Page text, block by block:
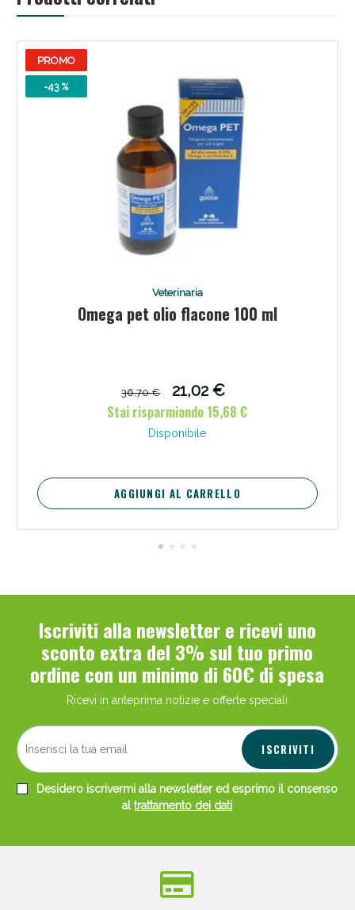
PROMO
-43 %
Veterinaria
Omega pet olio flacone 100 ml
36,70 €
21,02 €
Stai risparmiando 15,68 €
Disponibile
AGGIUNGI AL CARRELLO
Iscriviti alla newsletter e ricevi uno
sconto extra del 3% sul tuo primo
ordine con un minimo di 60€ di spesa
Ricevi in anteprima notizie e offerte speciali
ISCRIVITI
Desidero iscrivermi alla newsletter ed esprimo il consenso
altrattamento dei dati
Scopri le offerte di Oggi